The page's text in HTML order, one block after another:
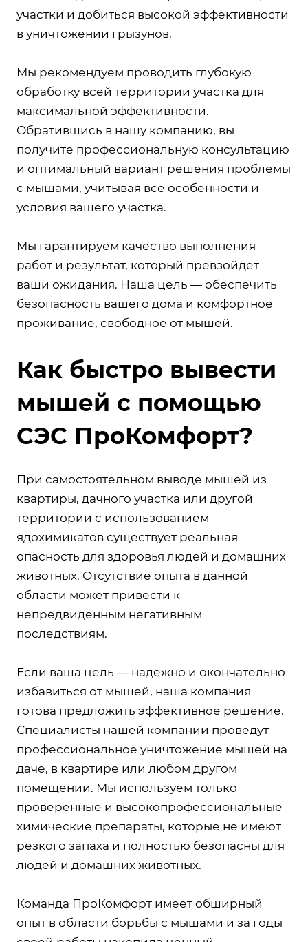
участки и добиться высокой эффективности
в уничтожении грызунов.
Мы рекомендуем проводить глубокую
обработку всей территории участка для
максимальной эффективности.
Обратившись в нашу компанию, вы
получите профессиональную консультацию
и оптимальный вариант решения проблемы
с мышами, учитывая все особенности и
условия вашего участка.
Мы гарантируем качество выполнения
работ и результат, который превзойдет
ваши ожидания. Наша цель — обеспечить
безопасность вашего дома и комфортное
проживание, свободное от мышей.
Как быстро вывести
мышей с помощью
СЭС ПроКомфорт?
При самостоятельном выводе мышей из
квартиры, дачного участка или другой
территории с использованием
ядохимикатов существует реальная
опасность для здоровья людей и домашних
животных. Отсутствие опыта в данной
области может привести к
непредвиденным негативным
последствиям.
Если ваша цель — надежно и окончательно
избавиться от мышей, наша компания
готова предложить эффективное решение.
Специалисты нашей компании проведут
профессиональное уничтожение мышей на
даче, в квартире или любом другом
помещении. Мы используем только
проверенные и высокопрофессиональные
химические препараты, которые не имеют
резкого запаха и полностью безопасны для
людей и домашних животных.
Команда ПроКомфорт имеет обширный
опыт в области борьбы с мышами и за годы